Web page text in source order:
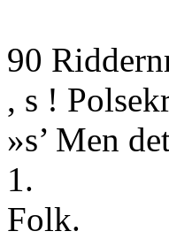
90
, s !
»s’ Men
1.
Folk.